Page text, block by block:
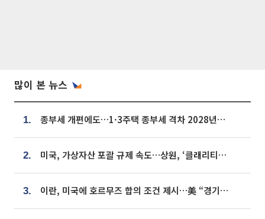
많이 본 뉴스
1. 종부세 개편에도…1·3주택 종부세 격차 2028년부터 확대
2. 미국, 가상자산 포괄 규제 속도…상원, ‘클래리티법’ 9월 절차투표 추진
3. 이란, 미국에 호르무즈 합의 조건 제시…美 “경기 아직 안 끝나” [종합]